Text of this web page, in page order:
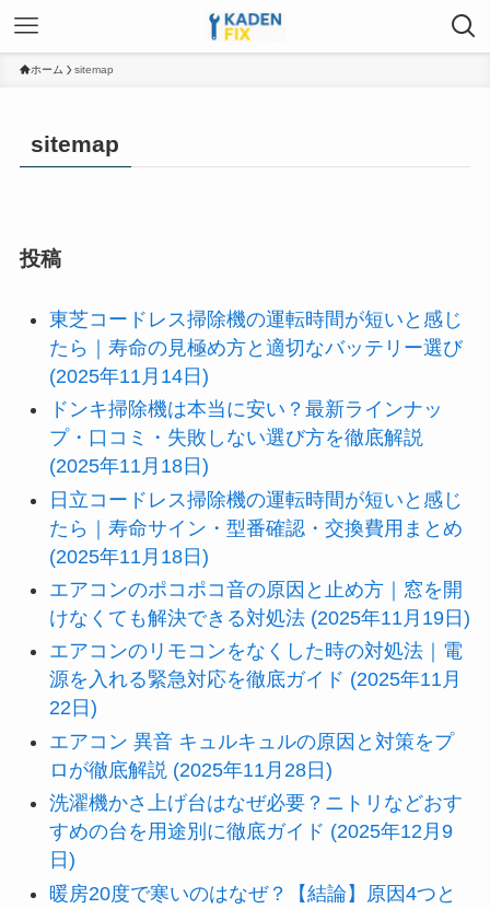
ホーム sitemap
sitemap
投稿
東芝コードレス掃除機の運転時間が短いと感じ
たら｜寿命の見極め方と適切なバッテリー選び
(2025年11月14日)
ドンキ掃除機は本当に安い？最新ラインナッ
プ・口コミ・失敗しない選び方を徹底解説
(2025年11月18日)
日立コードレス掃除機の運転時間が短いと感じ
たら｜寿命サイン・型番確認・交換費用まとめ
(2025年11月18日)
エアコンのポコポコ音の原因と止め方｜窓を開
けなくても解決できる対処法 (2025年11月19日)
エアコンのリモコンをなくした時の対処法｜電
源を入れる緊急対応を徹底ガイド (2025年11月
22日)
エアコン 異音 キュルキュルの原因と対策をプ
ロが徹底解説 (2025年11月28日)
洗濯機かさ上げ台はなぜ必要？ニトリなどおす
すめの台を用途別に徹底ガイド (2025年12月9
日)
暖房20度で寒いのはなぜ？【結論】原因4つと